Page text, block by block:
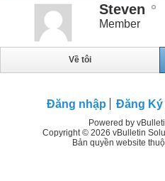
Steven
Member
Về tôi
Đăng nhập Đăng Ký
Powered by
Copyright © 2026 vBulletin
Bản quyền website